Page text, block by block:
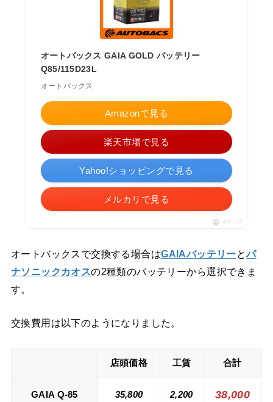
オートバックス GAIA GOLD バッテリー
Q85/115D23L
オートバックス
Amazonで見る
楽天市場で見る
Yahoo!ショッピングで見る
メルカリで見る
ポチップ
オートバックスで交換する場合はGAIAバッテリー と パ
ナソニックカオスの2種類のバッテリーから選択できま
す。
交換費用は以下のようになりました。
店頭価格 工賃 合計
GAIA Q-85 35,800 2,200 38,000